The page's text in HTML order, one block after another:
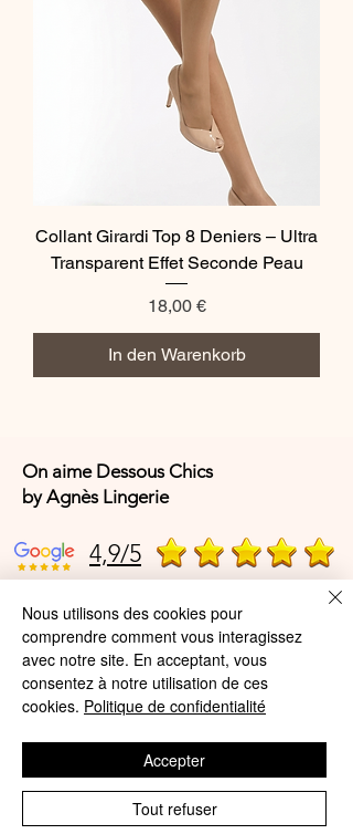
Collant Girardi Top 8 Deniers – Ultra
Transparent Effet Seconde Peau
Preis
18,00 €
In den Warenkorb
On aime Dessous Chics
by Agnès Lingerie
4,9/5
4,9/5
Offres et Services
A propos de nous
Protection des données
Nous utilisons des cookies pour
comprendre comment vous interagissez
avec notre site. En acceptant, vous
consentez à notre utilisation de ces
cookies. Politique de confidentialité
Tout refuser
Accepter